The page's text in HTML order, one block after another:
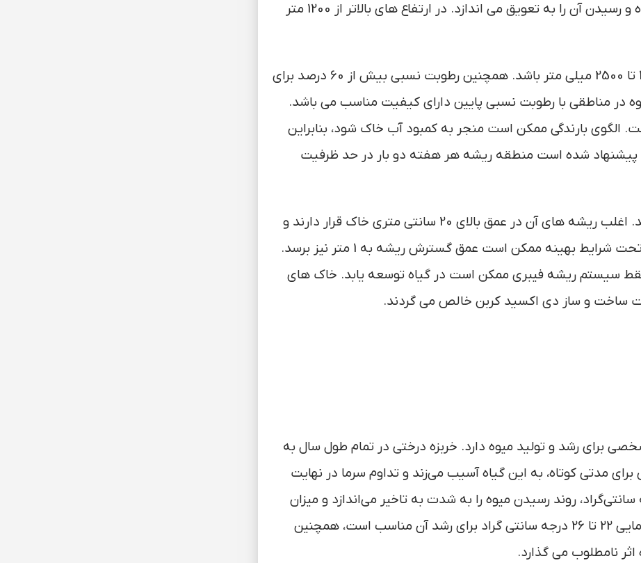
منفی بر رشد و میوه نشینی دارد و به شدت بلوغ میوه و رسیدن آن را به تعویق می اندازد. در ارتفاع های بالاتر از 1200 متر
در مناطق تحت کشت آن میزان بارندگی باید بین 350 تا 2500 میلی متر باشد. همچنین رطوبت نسبی بیش از 60 درصد برای
در مناطقی با رطوبت نسبی پایین دارای کیفیت مناسب می باشد.
الگوی بارندگی ممکن است منجر به کمبود آب خاک شود، بنابراین
پیشنهاد شده است منطقه ریشه هر هفته دو بار در حد ظرفیت
اسیدیته مناسب برای کشت پاپایا بین 5 تا 7 می باشد. اغلب ریشه های آن در عمق بالای 20 سانتی متری خاک قرار دارند و
به ندرت در عمق 80 سانتی متری گسترش می یابند. تحت شرایط بهینه ممکن است عمق گسترش ریشه به 1 متر نیز برسد.
فقط سیستم ریشه فیبری ممکن است در گیاه توسعه یابد. خاک های
ساخت و ساز دی اکسید کربن خالص می گردند.
برای رشد و تولید میوه دارد. خربزه درختی در تمام طول سال به
برای مدتی کوتاه، به این گیاه آسیب می‌زند و تداوم سرما در نهایت
بین می‌برد. همچنین، دمای زیر ۱۲ تا ۱۴ درجه سانتی‌گراد، روند رسیدن میوه را به شدت به تاخیر می‌اندازد و میزان
عملکرد نهایی محصول را کاهش می‌دهد. محدوده دمایی 22 تا 26 درجه سانتی گراد برای رشد آن مناسب است، همچنین
نامطلوب می گذارد.